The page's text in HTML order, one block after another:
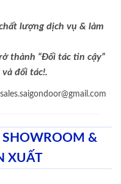
lượng dịch vụ & làm
thành “Đối tác tin cậy”
đối tác!.
sales.saigondoor@gmail.com
&
XUẤT